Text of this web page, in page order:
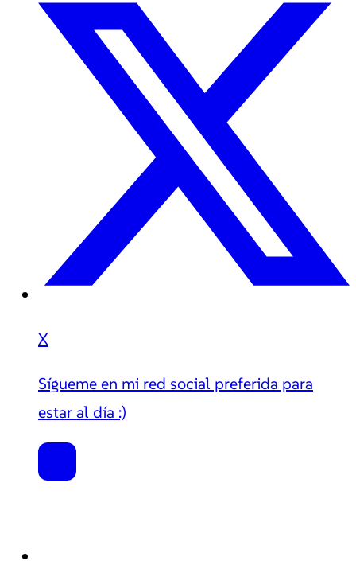
X
Sígueme en mi red social preferida para
estar al día :)